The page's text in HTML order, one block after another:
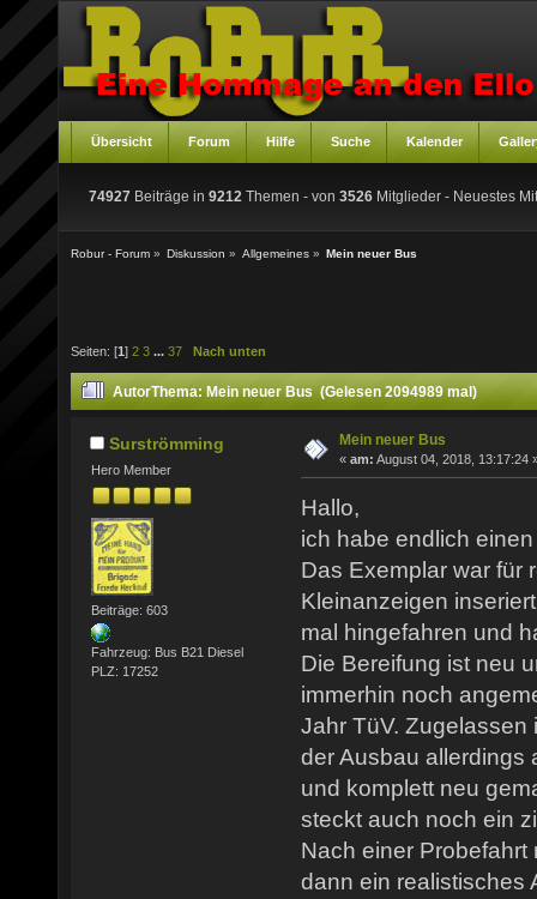
Übersicht Forum Hilfe Suche Kalender
74927 Beiträge in 9212 Themen - von 3526 Mitglieder - Neuestes
Robur - Forum » Diskussion » Allgemeines » Mein neuer Bus
Seiten: [1 ] 2 3 ... 37 Nach unten
AutorThema: Mein neuer Bus (Gelesen 2094989 mal)
Surströmming
Hero Member
Beiträge: 603
Fahrzeug: Bus B21 Diesel
PLZ: 17252
Mein neuer Bus
« am: August 04, 2018, 13:17:24
Hallo,
ich habe endlich
Das Exemplar war für
Kleinanzeigen
mal hingefahren und
Die Bereifung ist neu
immerhin noch
Jahr TüV. Zugelassen
der Ausbau allerdings
und komplett neu
steckt auch noch ein
Nach einer
dann ein realistisches